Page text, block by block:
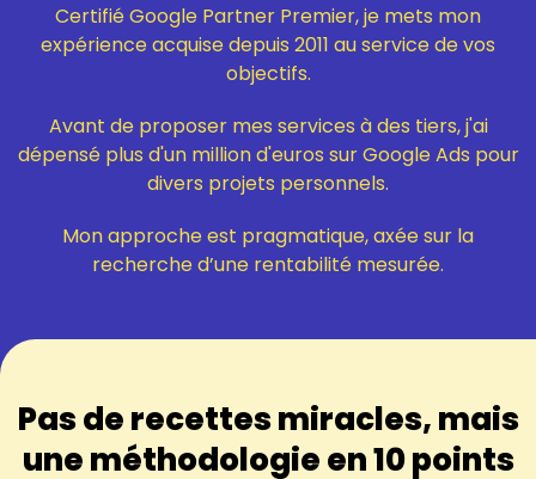
Certifié Google Partner Premier, je mets mon
expérience acquise depuis 2011 au service de vos
objectifs.
Avant de proposer mes services à des tiers, j'ai
dépensé plus d'un million d'euros sur Google Ads pour
divers projets personnels.
Mon approche est pragmatique, axée sur la
recherche d’une rentabilité mesurée.
Pas de recettes miracles, mais
une méthodologie en 10 points